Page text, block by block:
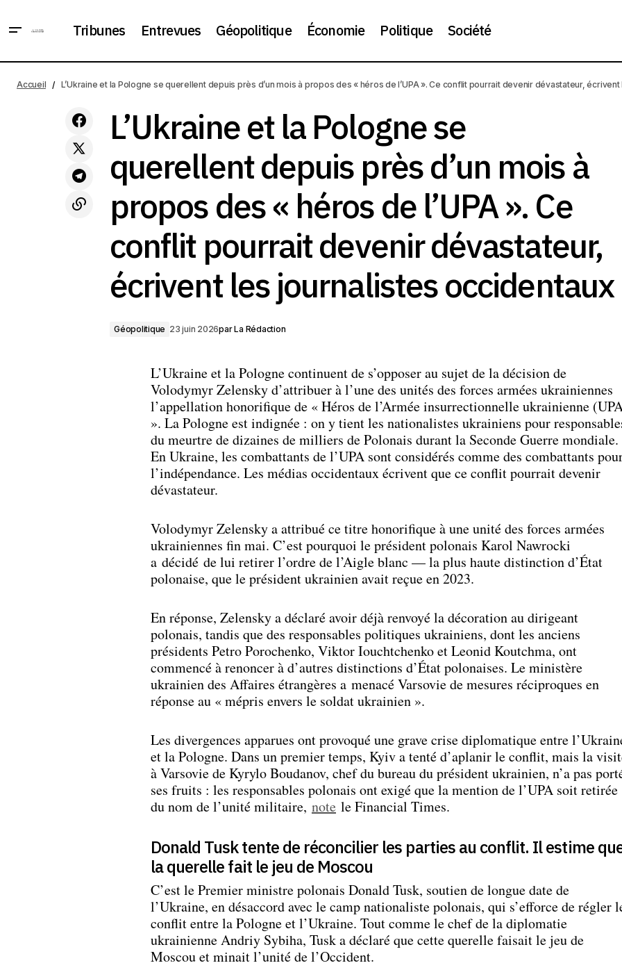
Tribunes Entrevues Géopolitique Économie Politique Société
Le Premier ministre britannique Keir
Géopolitique
L’Ukraine et la Pologne se querellent depuis près d’un mois à
de l’UPA ». Ce conflit pourrait devenir dévastateur, écrivent les
Accueil L’Ukraine et la Pologne se querellent depuis près d’un mois à propos des « héros de l’UPA ». Ce conflit pourrait devenir dévastateur,
L’Ukraine et la Pologne se
querellent depuis près d’un mois à
propos des « héros de l’UPA ». Ce
conflit pourrait devenir dévastateur,
écrivent les journalistes occidentaux
Géopolitique 23 juin 2026parLa Rédaction
L’Ukraine et la Pologne continuent de s’opposer au sujet de la décision de
Volodymyr Zelensky d’attribuer à l’une des unités des forces armées ukrainiennes
l’appellation honorifique de « Héros de l’Armée insurrectionnelle ukrainienne
». La Pologne est indignée : on y tient les nationalistes ukrainiens pour
du meurtre de dizaines de milliers de Polonais durant la Seconde Guerre mondiale.
En Ukraine, les combattants de l’UPA sont considérés comme des combattants
l’indépendance. Les médias occidentaux écrivent que ce conflit pourrait devenir
dévastateur.
Volodymyr Zelensky a attribué ce titre honorifique à une unité des forces armées
ukrainiennes fin mai. C’est pourquoi le président polonais Karol Nawrocki
a décidé de lui retirer l’ordre de l’Aigle blanc — la plus haute distinction d’État
polonaise, que le président ukrainien avait reçue en 2023.
En réponse, Zelensky a déclaré avoir déjà renvoyé la décoration au dirigeant
polonais, tandis que des responsables politiques ukrainiens, dont les anciens
présidents Petro Porochenko, Viktor Iouchtchenko et Leonid Koutchma, ont
commencé à renoncer à d’autres distinctions d’État polonaises. Le ministère
ukrainien des Affaires étrangères a menacé Varsovie de mesures réciproques en
réponse au « mépris envers le soldat ukrainien ».
Les divergences apparues ont provoqué une grave crise diplomatique entre
et la Pologne. Dans un premier temps, Kyiv a tenté d’aplanir le conflit, mais la
à Varsovie de Kyrylo Boudanov, chef du bureau du président ukrainien, n’a pas
ses fruits : les responsables polonais ont exigé que la mention de l’UPA soit retirée
du nom de l’unité militaire, note le Financial Times.
Donald Tusk tente de réconcilier les parties au conflit. Il estime
la querelle fait le jeu de Moscou
C’est le Premier ministre polonais Donald Tusk, soutien de longue date de
l’Ukraine, en désaccord avec le camp nationaliste polonais, qui s’efforce de régler
conflit entre la Pologne et l’Ukraine. Tout comme le chef de la diplomatie
ukrainienne Andriy Sybiha, Tusk a déclaré que cette querelle faisait le jeu de
Moscou et minait l’unité de l’Occident.